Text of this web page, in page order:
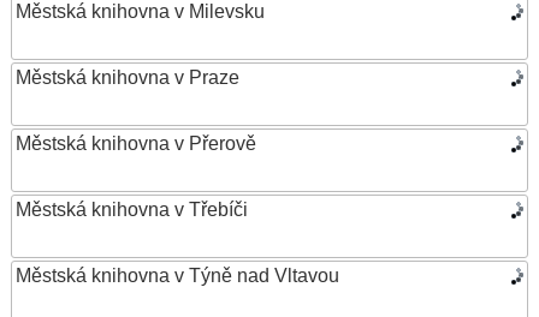
Městská knihovna v Milevsku
Městská knihovna v Praze
Městská knihovna v Přerově
Městská knihovna v Třebíči
Městská knihovna v Týně nad Vltavou